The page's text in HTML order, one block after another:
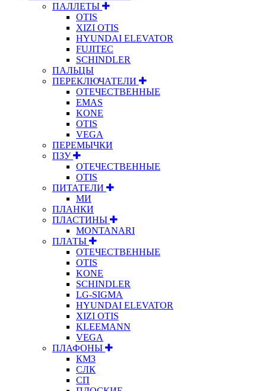
ПАЛЛЕТЫ
OTIS
XIZI OTIS
HYUNDAI ELEVATOR
FUJITEC
SCHINDLER
ПАЛЬЦЫ
ПЕРЕКЛЮЧАТЕЛИ
ОТЕЧЕСТВЕННЫЕ
EMAS
KONE
OTIS
VEGA
ПЕРЕМЫЧКИ
ПЗУ
ОТЕЧЕСТВЕННЫЕ
OTIS
ПИТАТЕЛИ
МИ
ПЛАНКИ
ПЛАСТИНЫ
MONTANARI
ПЛАТЫ
ОТЕЧЕСТВЕННЫЕ
OTIS
KONE
SCHINDLER
LG-SIGMA
HYUNDAI ELEVATOR
XIZI OTIS
KLEEMANN
VEGA
ПЛАФОНЫ
КМЗ
СЛК
СП